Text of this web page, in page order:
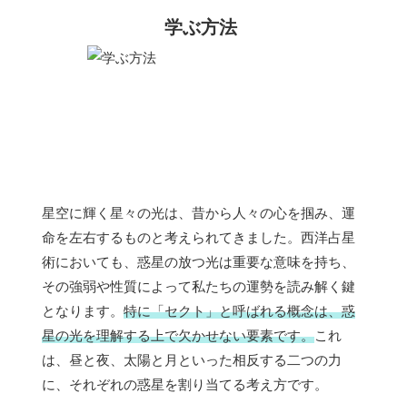
学ぶ方法
星空に輝く星々の光は、昔から人々の心を掴み、運
命を左右するものと考えられてきました。西洋占星
術においても、惑星の放つ光は重要な意味を持ち、
その強弱や性質によって私たちの運勢を読み解く鍵
となります。 特に「セクト」と呼ばれる概念は、惑
星の光を理解する上で欠かせない要素です。これ
は、昼と夜、太陽と月といった相反する二つの力
に、それぞれの惑星を割り当てる考え方です。